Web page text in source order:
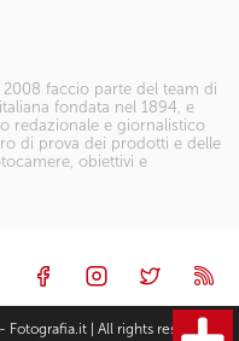
faccio parte del team di
fondata nel 1894, e
redazionale e giornalistico
di prova dei prodotti e delle
obiettivi e
| All rights reserved |